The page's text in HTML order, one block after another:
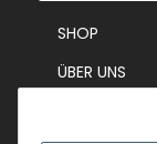
SHOP
ÜBER UNS